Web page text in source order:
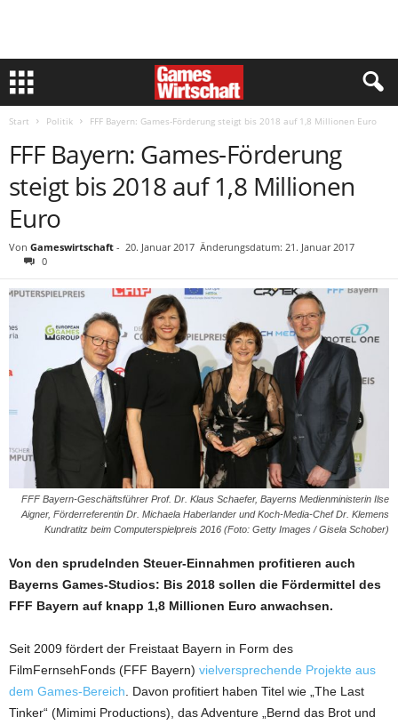
Start Politik FFF Bayern: Games-Förderung steigt bis 2018 auf 1,8 Millionen Euro
FFF Bayern: Games-Förderung
steigt bis 2018 auf 1,8 Millionen
Euro
Von Gameswirtschaft - 20. Januar 2017 Änderungsdatum: 21. Januar 2017
0
FFF Bayern-Geschäftsführer Prof. Dr. Klaus Schaefer, Bayerns Medienministerin Ilse
Aigner, Förderreferentin Dr. Michaela Haberlander und Koch-Media-Chef Dr. Klemens
Kundratitz beim Computerspielpreis 2016 (Foto: Getty Images / Gisela Schober)
Von den sprudelnden Steuer-Einnahmen profitieren auch
Bayerns Games-Studios: Bis 2018 sollen die Fördermittel des
FFF Bayern auf knapp 1,8 Millionen Euro anwachsen.
Seit 2009 fördert der Freistaat Bayern in Form des
FilmFernsehFonds (FFF Bayern) vielversprechende Projekte aus
dem Games-Bereich . Davon profitiert haben Titel wie „The Last
Tinker“ (Mimimi Productions), das Adventure „Bernd das Brot und